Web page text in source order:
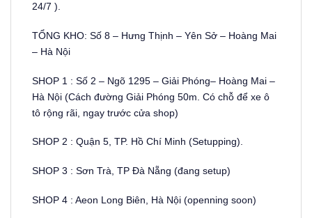
24/7 ).
TỔNG KHO: Số 8 – Hưng Thịnh – Yên Sở – Hoàng Mai
– Hà Nội
SHOP 1 : Số 2 – Ngõ 1295 – Giải Phóng– Hoàng Mai –
Hà Nội (Cách đường Giải Phóng 50m. Có chỗ để xe ô
tô rộng rãi, ngay trước cửa shop)
SHOP 2 : Quận 5, TP. Hồ Chí Minh (Setupping).
SHOP 3 : Sơn Trà, TP Đà Nẵng (đang setup)
SHOP 4 : Aeon Long Biên, Hà Nội (openning soon)